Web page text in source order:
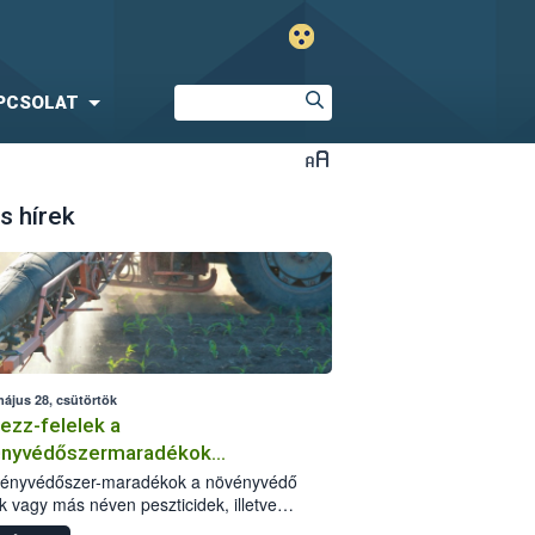
hírek
28, csütörtök
felelek a
kockázatáról
maradékok a növényvédő
vagy más néven peszticidek, illetve
kis mennyiségei, melyek a